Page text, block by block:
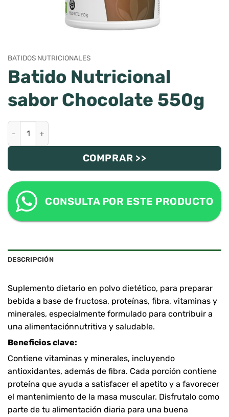
BATIDOS NUTRICIONALES
Batido Nutricional
sabor Chocolate 550g
COMPRAR >>
CONSULTA POR ESTE PRODUCTO
DESCRIPCIÓN
Suplemento dietario en polvo dietético, para preparar
bebida a base de fructosa, proteínas, fibra, vitaminas y
minerales, especialmente formulado para contribuir a
una alimentaciónnutritiva y saludable.
Beneficios clave:
Contiene vitaminas y minerales, incluyendo
antioxidantes, además de fibra. Cada porción contiene
proteína que ayuda a satisfacer el apetito y a favorecer
el mantenimiento de la masa muscular. Disfrutalo como
parte de tu alimentación diaria para una buena